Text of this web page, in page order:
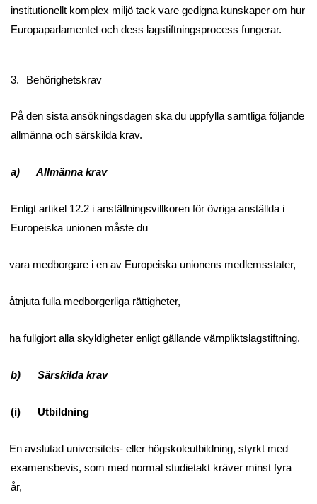
institutionellt komplex miljö tack vare gedigna kunskaper om hur
Europaparlamentet och dess lagstiftningsprocess fungerar.
3. Behörighetskrav
På den sista ansökningsdagen ska du uppfylla samtliga följande
allmänna och särskilda krav.
a) Allmänna krav
Enligt artikel 12.2 i anställningsvillkoren för övriga anställda i
Europeiska unionen måste du
vara medborgare i en av Europeiska unionens medlemsstater,
åtnjuta fulla medborgerliga rättigheter,
ha fullgjort alla skyldigheter enligt gällande värnpliktslagstiftning.
b) Särskilda krav
(i) Utbildning
En avslutad universitets- eller högskoleutbildning, styrkt med
examensbevis, som med normal studietakt kräver minst fyra
år,